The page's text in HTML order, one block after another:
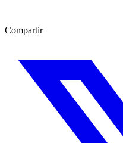
Compartir